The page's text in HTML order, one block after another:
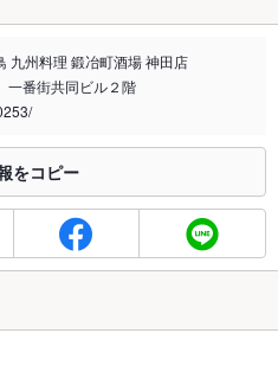
行されています。正しい情報はお店へお問い
部屋をご用意しております！)
部屋をご用意しております！)
部屋をご用意しております！
九州料理 鍛冶町酒場 神田店
番街共同ビル２階
をコピー